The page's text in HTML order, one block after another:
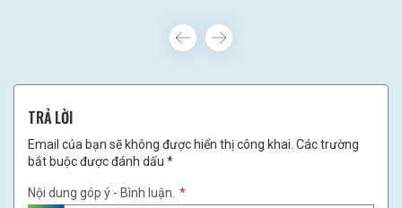
TRẢ LỜI
Email của bạn sẽ không được hiển thị công khai. Các trường
bắt buộc được đánh dấu *
Nội dung góp ý - Bình luận. *